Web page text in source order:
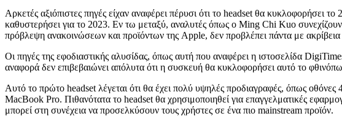
Αρκετές αξιόπιστες πηγές είχαν αναφέρει πέρυσι ότι το headset θα
καθυστερήσει για το 2023. Εν τω μεταξύ, αναλυτές όπως ο Ming Chi Kuo
πρόβλεψη ανακοινώσεων και προϊόντων της Apple, δεν προβλέπει πάντα με
Οι πηγές της εφοδιαστικής αλυσίδας, όπως αυτή που αναφέρει η ιστοσελίδα
αναφορά δεν επιβεβαιώνει απόλυτα ότι η συσκευή θα κυκλοφορήσει αυτό το
Αυτό το πρώτο headset λέγεται ότι θα έχει πολύ υψηλές προδιαγραφές, όπως
MacBook Pro. Πιθανότατα το headset θα χρησιμοποιηθεί για επαγγελματικές
μπορεί στη συνέχεια να προσελκύσουν τους χρήστες σε ένα πιο mainstream προϊόν.